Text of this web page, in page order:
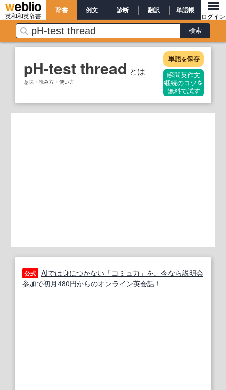
英和和英辞書
辞書 例文 診断 翻訳 単語帳
ログイン
pH-test thread とは
意味・読み方・使い方
単語を保存
瞬間英作文
継続のコツを
無料で試す
公式 AIでは身につかない「コミュ力」を。今なら説明会
参加で初月480円からのオンライン英会話！